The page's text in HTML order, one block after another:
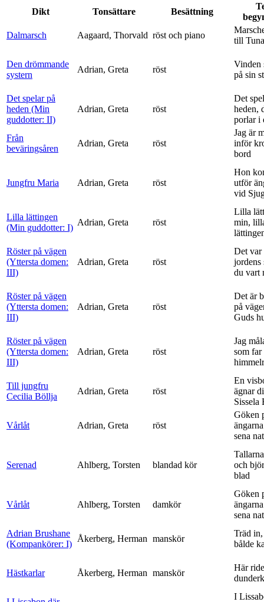
Dikt
Tonsättare Besättning
Dalmarsch
Aagaard, Thorvald röst och piano
till Tuna
Den drömmande
systern
Adrian, Greta röst
Vinden
på sin
Det spelar på
heden (Min
guddotter: II)
Adrian, Greta röst
Det
heden,
porlar i
Från
beväringsåren
Adrian, Greta röst
Jag är
inför
bord
Jungfru Maria Adrian, Greta röst
Hon
utför
vid
Lilla lättingen
(Min guddotter: I)
Adrian, Greta röst
Lilla
min,
Röster på vägen
(Yttersta domen:
III)
Adrian, Greta röst
Det var
jordens
du vart
Röster på vägen
(Yttersta domen:
III)
Adrian, Greta röst
Det är
på
Guds
Röster på vägen
(Yttersta domen:
III)
Adrian, Greta röst
Jag
som
Till jungfru
Cecilia Böllja
Adrian, Greta röst
En
ägnar
Sissela
Vårlåt Adrian, Greta röst
Göken
sena
Serenad Ahlberg, Torsten blandad kör
och
blad
Vårlåt Ahlberg, Torsten damkör
Göken
sena
Adrian Brushane
(Kompankörer: I)
Åkerberg, Herman manskör
Träd
bålde
Hästkarlar Åkerberg, Herman manskör
Här
I